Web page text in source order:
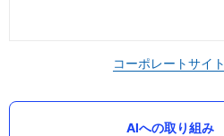
コーポレートサイト
AIへの取り組み